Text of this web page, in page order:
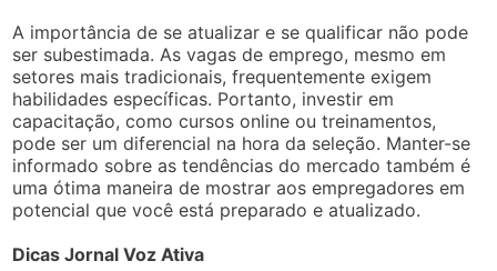
A importância de se atualizar e se qualificar não pode
ser subestimada. As vagas de emprego, mesmo em
setores mais tradicionais, frequentemente exigem
habilidades específicas. Portanto, investir em
capacitação, como cursos online ou treinamentos,
pode ser um diferencial na hora da seleção. Manter-se
informado sobre as tendências do mercado também é
uma ótima maneira de mostrar aos empregadores em
potencial que você está preparado e atualizado.
Dicas Jornal Voz Ativa